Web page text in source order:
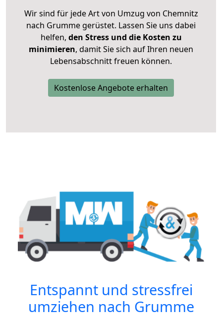
Wir sind für jede Art von Umzug von Chemnitz
nach Grumme gerüstet. Lassen Sie uns dabei
helfen, den Stress und die Kosten zu
minimieren, damit Sie sich auf Ihren neuen
Lebensabschnitt freuen können.
Kostenlose Angebote erhalten
Entspannt und stressfrei
umziehen nach Grumme